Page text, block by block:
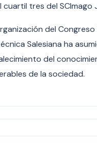
cuartil tres del SCImago
del
Salesiana ha
del
de la sociedad.